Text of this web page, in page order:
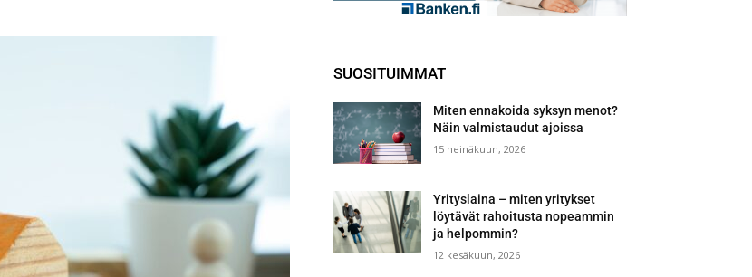
SUOSITUIMMAT
Miten ennakoida syksyn menot?
Näin valmistaudut ajoissa
15 heinäkuun, 2026
Yrityslaina – miten yritykset
löytävät rahoitusta nopeammin
ja helpommin?
12 kesäkuun, 2026